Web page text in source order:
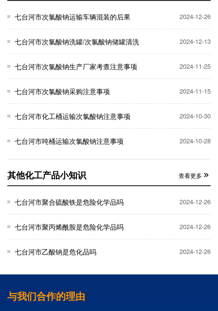
七台河市次氯酸钠运输车辆混装的后果 2024-12-26
七台河市次氯酸钠洗罐/次氯酸钠储罐清洗 2024-12-13
七台河市次氯酸钠生产厂家考查注意事项 2024-11-25
七台河市次氯酸钠采购注意事项 2024-11-15
七台河市化工桶运输次氯酸钠注意事项 2024-10-30
七台河市吨桶运输次氯酸钠注意事项 2024-10-28
其他化工产品小知识 查看更多
七台河市聚合硫酸铁是危险化学品吗 2024-12-26
七台河市聚丙烯酰胺是危险化学品吗 2024-12-26
七台河市乙酸钠是危化品吗 2024-12-26
与我们合作的理由